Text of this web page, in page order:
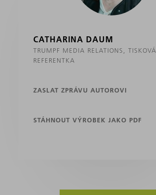
CATHARINA DAUM
TRUMPF MEDIA RELATIONS, TISKOVÁ
REFERENTKA
ZASLAT ZPRÁVU AUTOROVI
STÁHNOUT VÝROBEK JAKO PDF